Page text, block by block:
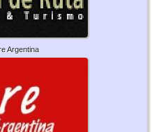
Argentina